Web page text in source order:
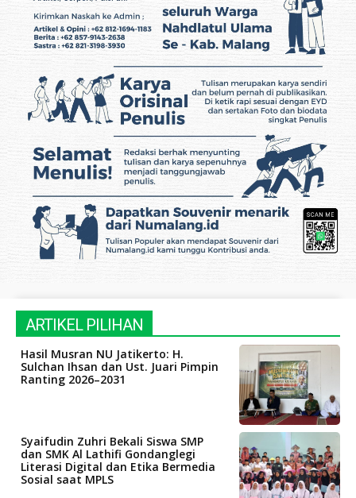
ARTIKEL PILIHAN
Hasil Musran NU Jatikerto: H.
Sulchan Ihsan dan Ust. Juari Pimpin
Ranting 2026–2031
Syaifudin Zuhri Bekali Siswa SMP
dan SMK Al Lathifi Gondanglegi
Literasi Digital dan Etika Bermedia
Sosial saat MPLS